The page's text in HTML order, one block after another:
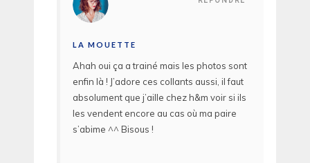
LA MOUETTE
Ahah oui ça a trainé mais les photos sont
enfin là ! J’adore ces collants aussi, il faut
absolument que j’aille chez h&m voir si ils
les vendent encore au cas où ma paire
s’abime ^^ Bisous !